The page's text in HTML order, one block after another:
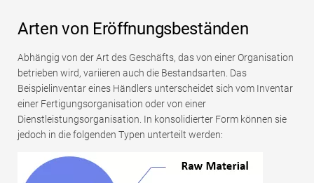
Arten von Eröffnungsbeständen
Abhängig von der Art des Geschäfts, das von einer Organisation
betrieben wird, variieren auch die Bestandsarten. Das
Beispielinventar eines Händlers unterscheidet sich vom Inventar
einer Fertigungsorganisation oder von einer
Dienstleistungsorganisation. In konsolidierter Form können sie
jedoch in die folgenden Typen unterteilt werden: